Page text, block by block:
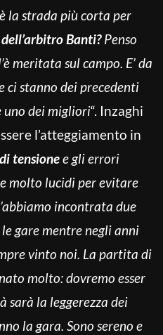
la strada più corta per
Banti?Penso
meritata sul campo. E’ da
ci stanno dei precedenti
uno dei migliori“. Inzaghi
l’atteggiamento in
tensionee gli errori
molto lucidi per evitare
incontrata due
gare mentre negli anni
vinto noi. La partita di
molto: dovremo esser
sarà la leggerezza dei
la gara. Sono sereno e